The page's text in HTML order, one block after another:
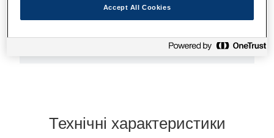
Технічні характеристики
Accept All Cookies